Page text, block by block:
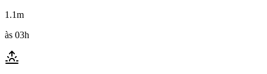
1.1m
às 03h